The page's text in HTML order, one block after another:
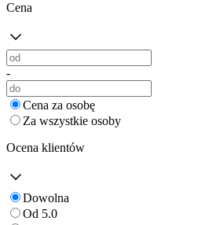
Cena
-
Cena za osobę
Za wszystkie osoby
Ocena klientów
Dowolna
Od 5.0